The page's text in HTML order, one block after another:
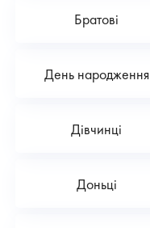
Братові
День народження
Дівчинці
Доньці